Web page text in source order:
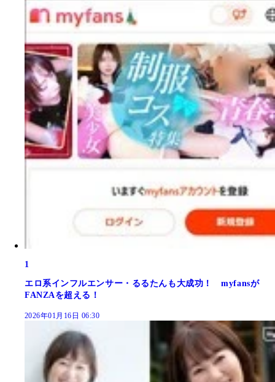
1
エロ系インフルエンサー・るるたんも大成功！ myfansが
FANZAを超える！
2026年01月16日 06:30